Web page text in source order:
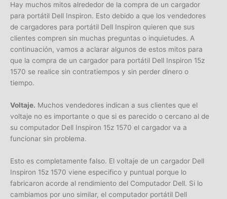
Hay muchos mitos alrededor de la compra de un cargador
para portátil Dell Inspiron. Esto debido a que los vendedores
de cargadores para portátil Dell Inspiron quieren que sus
clientes compren sin muchas preguntas o inquietudes. A
continuación, vamos a aclarar algunos de estos mitos para
que la compra de un cargador para portátil Dell Inspiron 15z
1570 se realice sin contratiempos y sin perder dinero o
tiempo.
Voltaje. Muchos vendedores indican a sus clientes que el
voltaje no es importante o que si es parecido o cercano al de
su computador Dell Inspiron 15z 1570 el cargador va a
funcionar sin problema.
Esto es completamente falso. El voltaje de un cargador Dell
Inspiron 15z 1570 viene especifico y puntual porque lo
fabricaron acorde al rendimiento del Computador Dell. Si lo
cambiamos por uno similar, el computador portátil Dell